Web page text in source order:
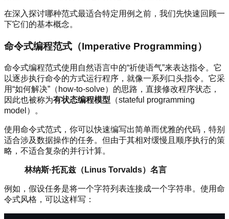
在深入探讨哪种范式最适合特定用例之前，我们先快速回顾一
下它们的基本概念。
命令式编程范式（Imperative Programming）
命令式编程范式使用自然语言中的“祈使语气”来表达指令。它
以逐步执行命令的方式运行程序，就像一系列口头指令。它采
用“如何解决”（how-to-solve）的思路，直接修改程序状态，
因此也被称为有状态编程模型 （stateful programming
model）。
使用命令式范式，你可以快速编写出简单而优雅的代码，特别
适合涉及数据操作的任务。但由于其相对缓慢且顺序执行的策
略，不适合复杂的并行计算。
林纳斯·托瓦兹（Linus Torvalds）名言
例如，假设任务是将一个字符列表连接成一个字符串。使用命
令式风格，可以这样写：